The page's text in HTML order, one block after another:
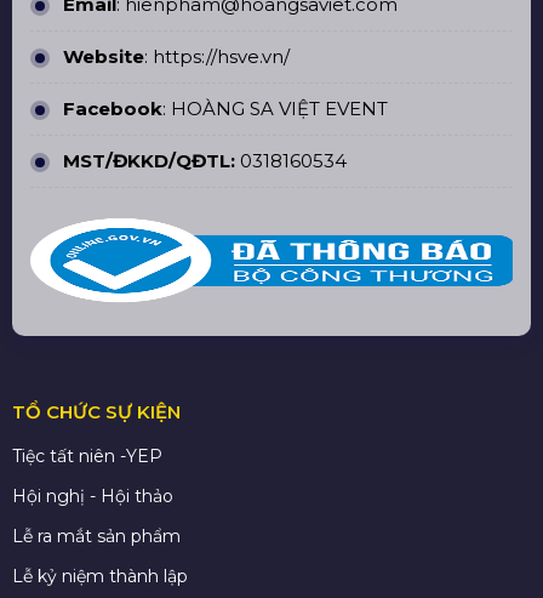
Website: https://hsve.vn/
Facebook: HOÀNG SA VIỆT EVENT
MST/ĐKKD/QĐTL: 0318160534
TỔ CHỨC SỰ KIỆN
Tiệc tất niên -YEP
Hội nghị - Hội thảo
Lễ ra mắt sản phẩm
Lễ kỷ niệm thành lập